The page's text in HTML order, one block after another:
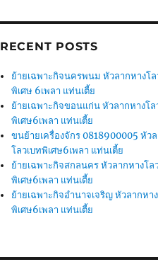
RECENT POSTS
ย้ายเฉพาะกิจนครพนม หัวลากหางโล
พิเศษ 6เพลา แท่นเตี้ย
ย้ายเฉพาะกิจขอนแก่น หัวลากหางโล
พิเศษ6เพลา แท่นเตี้ย
ขนย้ายเครื่องจักร 0818900005 หัว
โลวเบทพิเศษ6เพลา แท่นเตี้ย
ย้ายเฉพาะกิจสกลนคร หัวลากหางโล
พิเศษ6เพลา แท่นเตี้ย
ย้ายเฉพาะกิจอำนาจเจริญ หัวลากหา
พิเศษ6เพลา แท่นเตี้ย